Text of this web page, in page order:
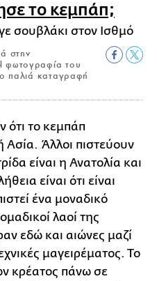
το κεμπάπ;
στην
φωτογραφία του
παλιά καταγραφή
ότι το κεμπάπ
Ασία. Άλλοι πιστεύουν
είναι η Ανατολία και
είναι ότι είναι
ένα μοναδικό
λαοί της
εδώ και αιώνες μαζί
μαγειρέματος. Το
κρέατος πάνω σε